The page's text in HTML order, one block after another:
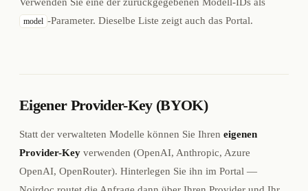
model -Parameter. Dieselbe Liste zeigt auch das Portal.
Eigener Provider-Key (BYOK)
Statt der verwalteten Modelle können Sie Ihren eigenen
Provider-Key verwenden (OpenAI, Anthropic, Azure
OpenAI, OpenRouter). Hinterlegen Sie ihn im Portal —